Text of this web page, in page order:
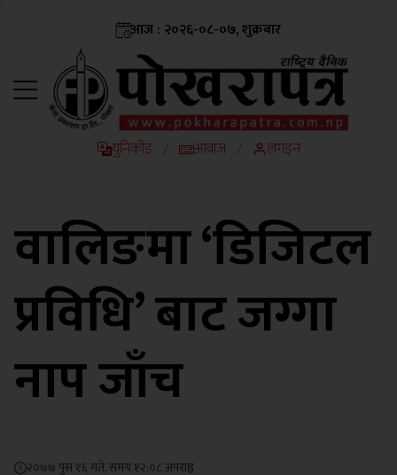
आज : २०२६-०८-०७, शुक्रबार
युनिकोड / आवाज / लगइन
वालिङमा ‘डिजिटल
प्रविधि’ बाट जग्गा
नाप जाँच
२०७७ पुस १६ गते, समय १२:०८ अपराह्न